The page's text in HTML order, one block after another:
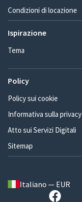
Condizioni di locazione
Ispirazione
Tema
Policy
Policy sui cookie
Informativa sulla privacy
Atto sui Servizi Digitali
Sitemap
Italiano — EUR